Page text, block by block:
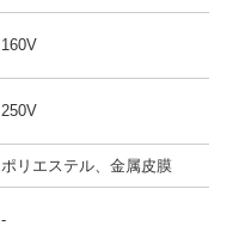
160V
250V
ポリエステル、金属皮膜
-